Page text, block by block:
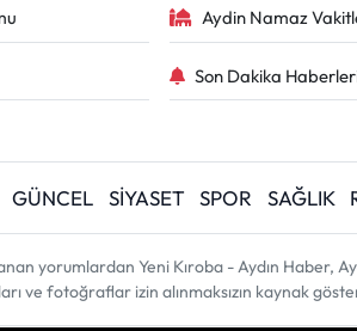
Aydin Namaz
Son Dakika
GÜNCEL SİYASET SPOR SAĞLIK
yorumlardan Yeni Kıroba - Aydın Haber,
ve fotoğraflar izin alınmaksızın kaynak